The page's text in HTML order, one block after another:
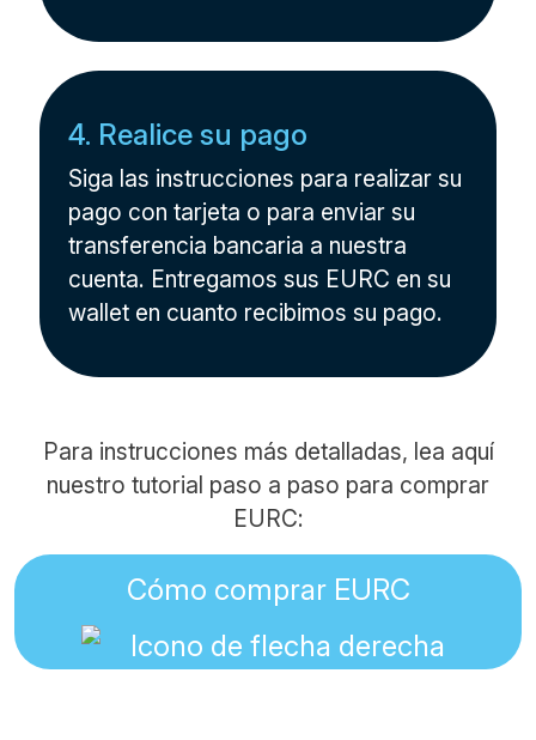
4. Realice su pago
Siga las instrucciones para realizar su
pago con tarjeta o para enviar su
transferencia bancaria a nuestra
cuenta. Entregamos sus EURC en su
wallet en cuanto recibimos su pago.
Para instrucciones más detalladas, lea aquí
nuestro tutorial paso a paso para comprar
EURC:
Cómo comprar EURC